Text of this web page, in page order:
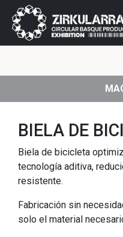
BIELA DE
Biela de bicicleta
tecnología aditiva,
resistente.
Fabricación sin
solo el material